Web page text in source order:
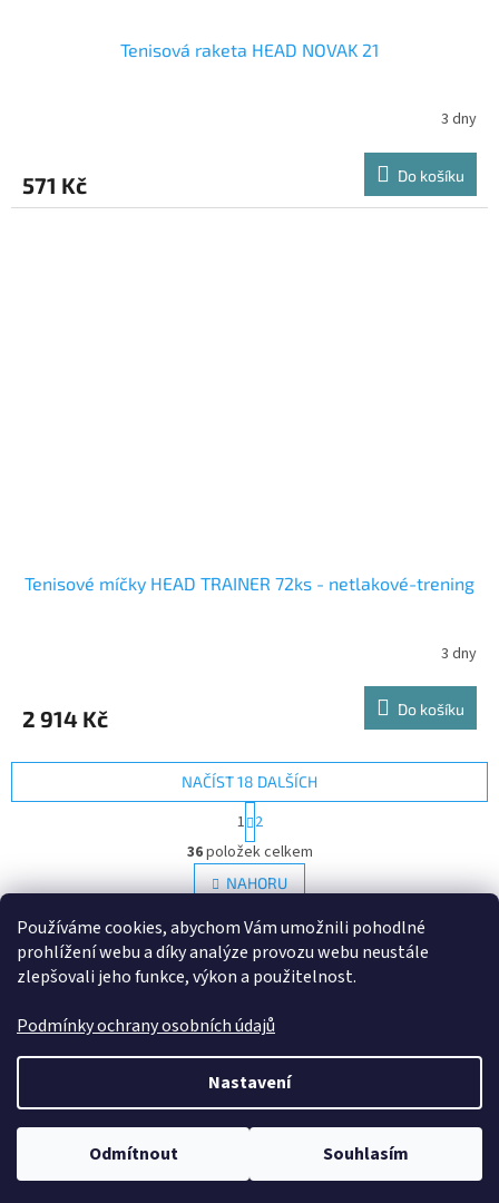
Používáme cookies, abychom Vám umožnili pohodlné
prohlížení webu a díky analýze provozu webu neustále
zlepšovali jeho funkce, výkon a použitelnost.
Podmínky ochrany osobních údajů
Nastavení
Odmítnout Souhlasím
Tenisová raketa HEAD NOVAK 21
3 dny
571 Kč Do košíku
Tenisové míčky HEAD TRAINER 72ks - netlakové-trening
3 dny
2 914 Kč Do košíku
O
v
l
d
a
c
í
r
v
k
y
v
ý
i
NAČÍST 18 DALŠÍCH
t
r
á
n
o
á
n
1 2
36položek celkem
NAHORU
Copyright 2026SaSynShop.cz. Všechna práva vyhrazena.Upravit